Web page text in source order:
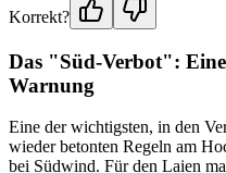
Korrekt?
Das "Süd-Verbot":
Warnung
Eine der wichtigsten, in den
wieder betonten Regeln am
bei Südwind. Für den Laien